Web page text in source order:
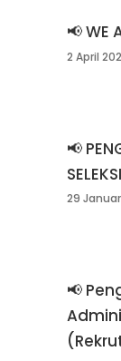
📢 WE
2 April
📢
29
📢